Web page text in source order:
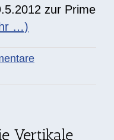
zur Prime
…)
Vertikale